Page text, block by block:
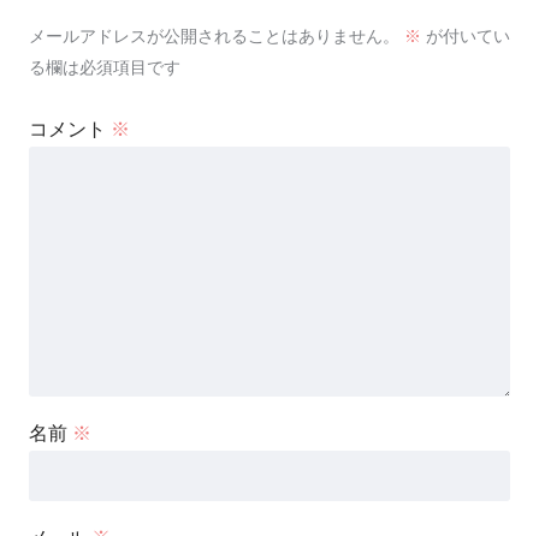
メールアドレスが公開されることはありません。 ※ が付いてい
る欄は必須項目です
コメント ※
名前 ※